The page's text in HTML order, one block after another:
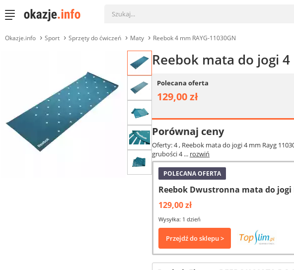
Okazje.info Sport Sprzęty do ćwiczeń Maty Reebok 4 mm RAYG-11030GN
Reebok mata do jogi
Polecana oferta
129,00 zł
Porównaj ceny
Oferty: 4, Reebok mata do jogi 4 mm Rayg
grubości 4 ... rozwiń
POLECANA OFERTA
Reebok Dwustronna mata do jogi
129,00 zł
Wysyłka: 1 dzień
Przejdź do sklepu >